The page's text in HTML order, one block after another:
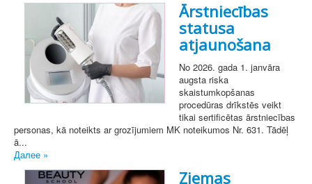
Ārstniecības
statusa
atjaunošana
No 2026. gada 1. janvāra
augsta riska
skaistumkopšanas
procedūras drīkstēs veikt
tikai sertificētas ārstniecības
personas, kā noteikts ar grozījumiem MK noteikumos Nr. 631. Tādēļ
ā...
Далее »
Ziemas